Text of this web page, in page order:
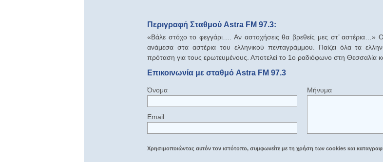
Περιγραφή Σταθμού Astra FM 97.3:
«Βάλε στόχο το φεγγάρι…. Αν αστοχήσεις θα βρεθείς μες στ’ αστέρια…»
ανάμεσα στα αστέρια του ελληνικού πενταγράμμου. Παίζει όλα τα
πρόταση για τους ερωτευμένους. Αποτελεί το 1ο ραδιόφωνο στη Θεσσαλία
Επικοινωνία με σταθμό Astra FM 97.3
Όνομα
Email
Μήνυμα
Χρησιμοποιώντας αυτόν τον ιστότοπο, συμφωνείτε με τη χρήση των cookies και